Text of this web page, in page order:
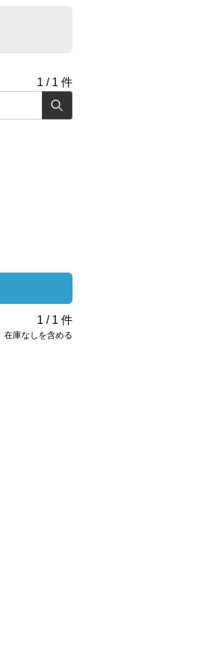
1 / 1 件
1 / 1 件
在庫なしを含める